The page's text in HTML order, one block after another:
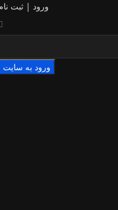
ورود | ثبت نام
ورود به سایت